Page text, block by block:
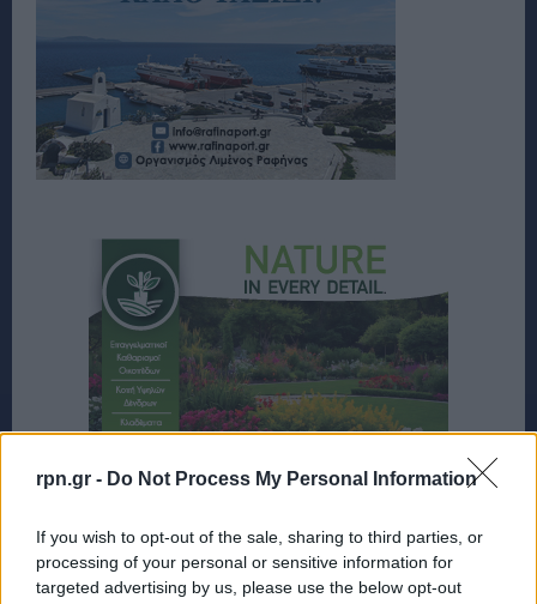
rpn.gr - Do Not Process My Personal Information
If you wish to opt-out of the sale, sharing to third parties, or
processing of your personal or sensitive information for
targeted advertising by us, please use the below opt-out